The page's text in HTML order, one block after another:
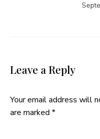
Leave a Reply
Your email address will
are marked *